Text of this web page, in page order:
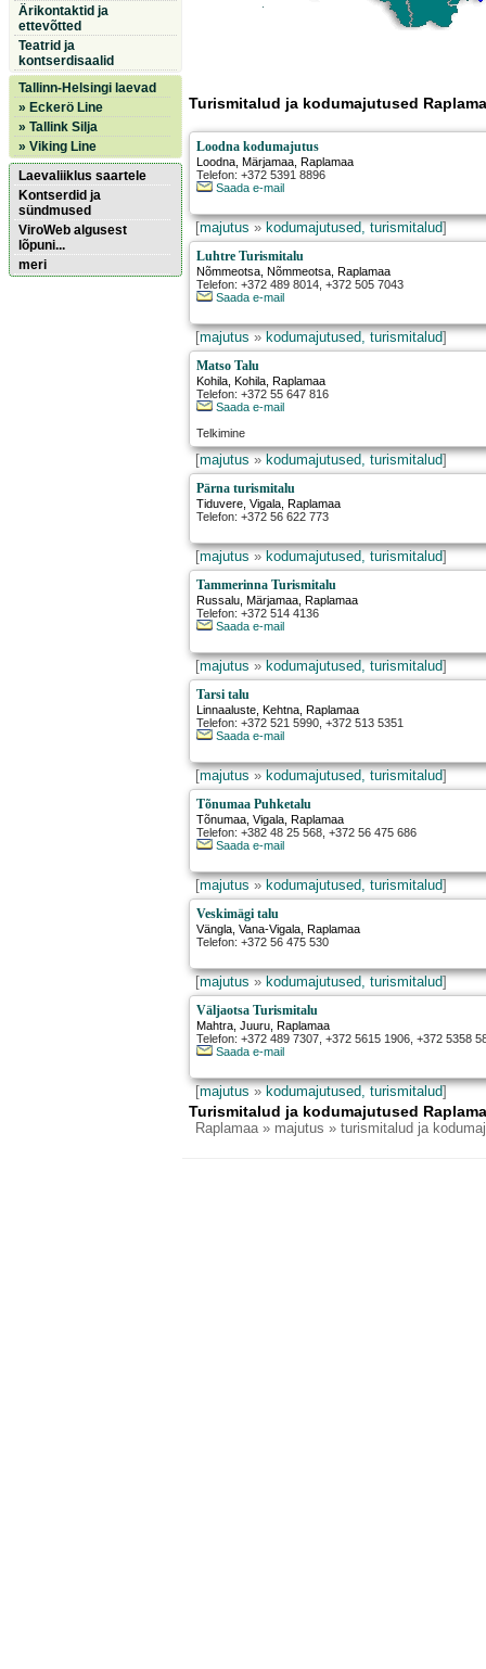
Ärikontaktid ja
ettevõtted
Teatrid ja
kontserdisaalid
Tallinn-Helsingi laevad
» Eckerö Line
» Tallink Silja
» Viking Line
Laevaliiklus saartele
Kontserdid ja
sündmused
ViroWeb algusest
lõpuni...
meri
Turismitalud ja kodumajutused
Loodna kodumajutus
Loodna Märjamaa , Raplamaa
Telefon: +372 5391 8896
Saada e-mail
[majutus»kodumajutused, turismitalud]
Luhtre Turismitalu
Nõmmeotsa Nõmmeotsa , Raplamaa
Telefon: +372 489 8014, +372 505 7043
Saada e-mail
[majutus»kodumajutused, turismitalud]
Matso Talu
Kohila Kohila , Raplamaa
Telefon: +372 55 647 816
Saada e-mail
Telkimine
[majutus»kodumajutused, turismitalud]
Pärna turismitalu
Tiduvere ,Vigala , Raplamaa
Telefon: +372 56 622 773
[majutus»kodumajutused, turismitalud]
Tammerinna Turismitalu
Russalu Märjamaa , Raplamaa
Telefon: +372 514 4136
Saada e-mail
[majutus»kodumajutused, turismitalud]
Tarsi talu
Linnaaluste Kehtna , Raplamaa
Telefon: +372 521 5990, +372 513 5351
Saada e-mail
[majutus»kodumajutused, turismitalud]
Tõnumaa Puhketalu
Tõnumaa ,Vigala , Raplamaa
Telefon: +382 48 25 568, +372 56 475 686
Saada e-mail
[majutus»kodumajutused, turismitalud]
Veskimägi talu
Vängla ,Vana-Vigala , Raplamaa
Telefon: +372 56 475 530
[majutus»kodumajutused, turismitalud]
Väljaotsa Turismitalu
Mahtra ,Juuru , Raplamaa
Telefon: +372 489 7307, +372 5615 1906, +372 5358
Saada e-mail
[majutus»kodumajutused, turismitalud]
Turismitalud ja kodumajutused
Raplamaa» majutus » turismitalud ja